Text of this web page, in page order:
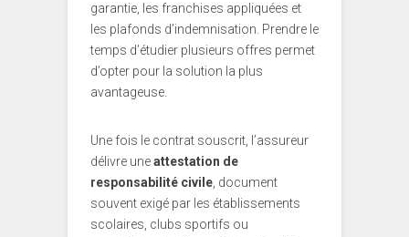
garantie, les franchises appliquées et
les plafonds d’indemnisation. Prendre le
temps d’étudier plusieurs offres permet
d’opter pour la solution la plus
avantageuse.
Une fois le contrat souscrit, l’assureur
délivre uneattestation de
responsabilité civile, document
souvent exigé par les établissements
scolaires, clubs sportifs ou